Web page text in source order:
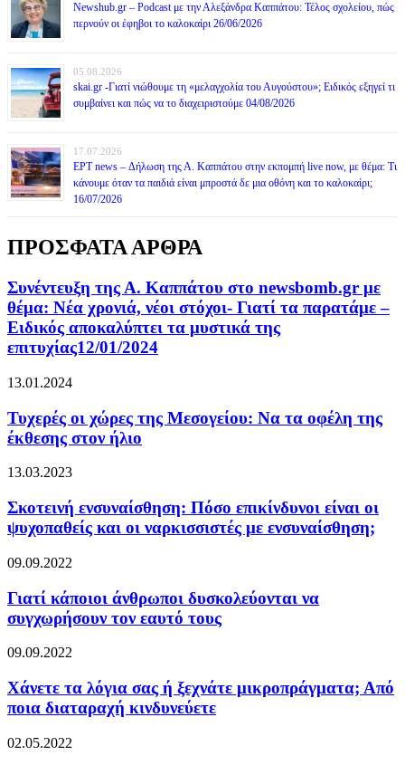
Newshub.gr – Podcast με την Αλεξάνδρα Καππάτου: Τέλος σχολείου, πώς
περνούν οι έφηβοι το καλοκαίρι 26/06/2026
05.08.2026
skai.gr -Γιατί νιώθουμε τη «μελαγχολία του Αυγούστου»; Ειδικός εξηγεί τι
συμβαίνει και πώς να το διαχειριστούμε 04/08/2026
17.07.2026
ΕΡΤ news – Δήλωση της Α. Καππάτου στην εκπομπή live now, με θέμα: Τι
κάνουμε όταν τα παιδιά είναι μπροστά δε μια οθόνη και το καλοκαίρι;
16/07/2026
ΠΡΟΣΦΑΤΑ ΑΡΘΡΑ
Συνέντευξη της Α. Καππάτου στο newsbomb.gr με
θέμα: Νέα χρονιά, νέοι στόχοι- Γιατί τα παρατάμε –
Ειδικός αποκαλύπτει τα μυστικά της
επιτυχίας12/01/2024
13.01.2024
Τυχερές οι χώρες της Μεσογείου: Να τα οφέλη της
έκθεσης στον ήλιο
13.03.2023
Σκοτεινή ενσυναίσθηση: Πόσο επικίνδυνοι είναι οι
ψυχοπαθείς και οι ναρκισσιστές με ενσυναίσθηση;
09.09.2022
Γιατί κάποιοι άνθρωποι δυσκολεύονται να
συγχωρήσουν τον εαυτό τους
09.09.2022
Χάνετε τα λόγια σας ή ξεχνάτε μικροπράγματα; Από
ποια διαταραχή κινδυνεύετε
02.05.2022